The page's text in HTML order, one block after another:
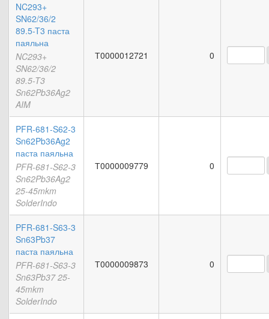
NC293+
SN62/36/2
89.5-T3 паста
паяльна
NC293+
SN62/36/2
89.5-T3
Sn62Pb36Ag2
AIM
Т0000012721 0
PFR-681-S62-3
Sn62Pb36Ag2
паста паяльна
PFR-681-S62-3
Sn62Pb36Ag2
25-45mkm
SolderIndo
Т0000009779 0
PFR-681-S63-3
Sn63Pb37
паста паяльна
PFR-681-S63-3
Sn63Pb37 25-
45mkm
SolderIndo
Т0000009873 0